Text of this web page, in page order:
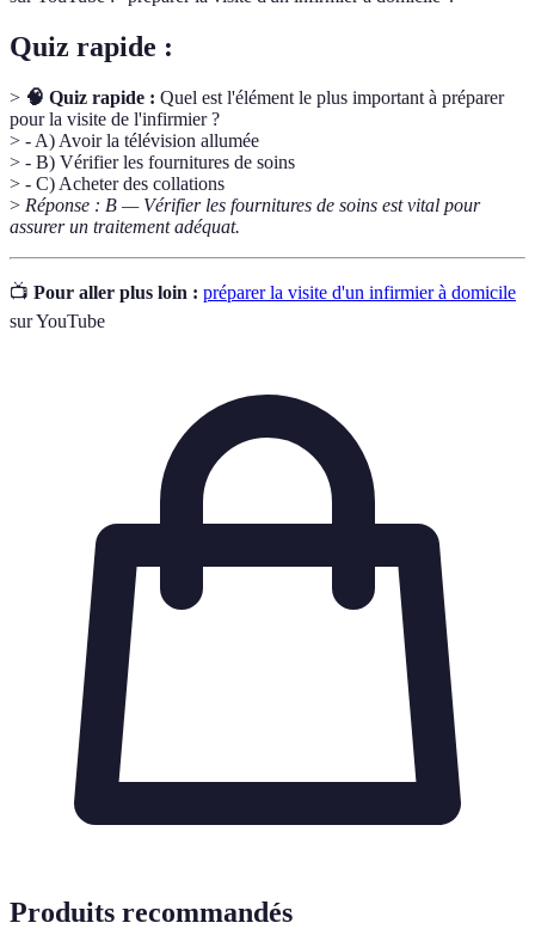
Quiz rapide :
> 🧠 Quiz rapide : Quel est l'élément le plus important à préparer
pour la visite de l'infirmier ?
> - A) Avoir la télévision allumée
> - B) Vérifier les fournitures de soins
> - C) Acheter des collations
> Réponse : B — Vérifier les fournitures de soins est vital pour
assurer un traitement adéquat.
📺 Pour aller plus loin : préparer la visite d'un infirmier à domicile
sur YouTube
Produits recommandés